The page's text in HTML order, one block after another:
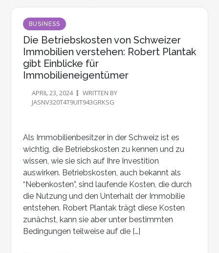
BUSINESS
Die Betriebskosten von Schweizer
Immobilien verstehen: Robert Plantak
gibt Einblicke für
Immobilieneigentümer
APRIL 23, 2024
WRITTEN BY
JASNV320T4T9UIT943GRKSG
Als Immobilienbesitzer in der Schweiz ist es
wichtig, die Betriebskosten zu kennen und zu
wissen, wie sie sich auf Ihre Investition
auswirken. Betriebskosten, auch bekannt als
“Nebenkosten”, sind laufende Kosten, die durch
die Nutzung und den Unterhalt der Immobilie
entstehen. Robert Plantak trägt diese Kosten
zunächst, kann sie aber unter bestimmten
Bedingungen teilweise auf die […]